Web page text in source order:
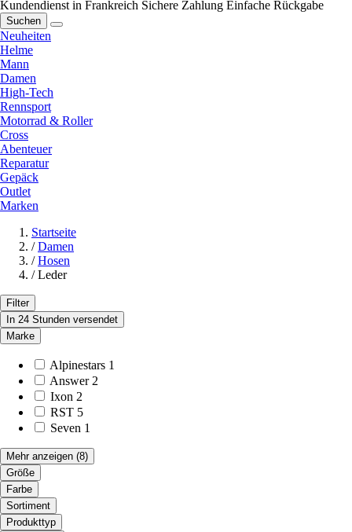
Kundendienst in Frankreich Sichere Zahlung Einfache Rückgabe
Suchen
Neuheiten
Helme
Mann
Damen
High-Tech
Rennsport
Motorrad & Roller
Cross
Abenteuer
Reparatur
Gepäck
Outlet
Marken
Startseite
/ Damen
/ Hosen
/ Leder
Filter
In 24 Stunden versendet
Marke
Alpinestars 1
Answer 2
Ixon 2
RST 5
Seven 1
Mehr anzeigen (8)
Größe
Farbe
Sortiment
Produkttyp